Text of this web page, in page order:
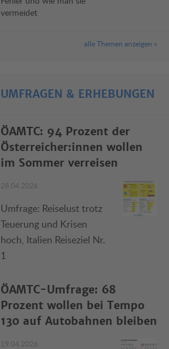
vermeidet
alle Themen anzeigen »
UMFRAGEN & ERHEBUNGEN
ÖAMTC: 94 Prozent der
Österreicher:innen wollen
im Sommer verreisen
28.04.2026
Umfrage: Reiselust trotz
Teuerung und Krisen
hoch, Italien Reiseziel Nr.
1
ÖAMTC-Umfrage: 68
Prozent wollen bei Tempo
130 auf Autobahnen bleiben
19.04.2026